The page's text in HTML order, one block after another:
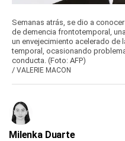
Semanas atrás, se dio a
de demencia frontotemporal,
un envejecimiento acelerado de
temporal, ocasionando
conducta. (Foto: AFP)
/ VALERIE MACON
Milenka Duarte